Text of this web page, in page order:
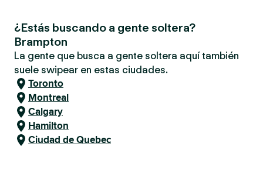
¿Estás buscando a gente soltera?
Brampton
La gente que busca a gente soltera aquí también
suele swipear en estas ciudades.
Toronto
Montreal
Calgary
Hamilton
Ciudad de Quebec